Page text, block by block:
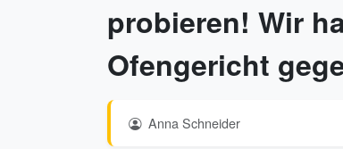
probieren! Wir
Ofengericht
Anna Schneider